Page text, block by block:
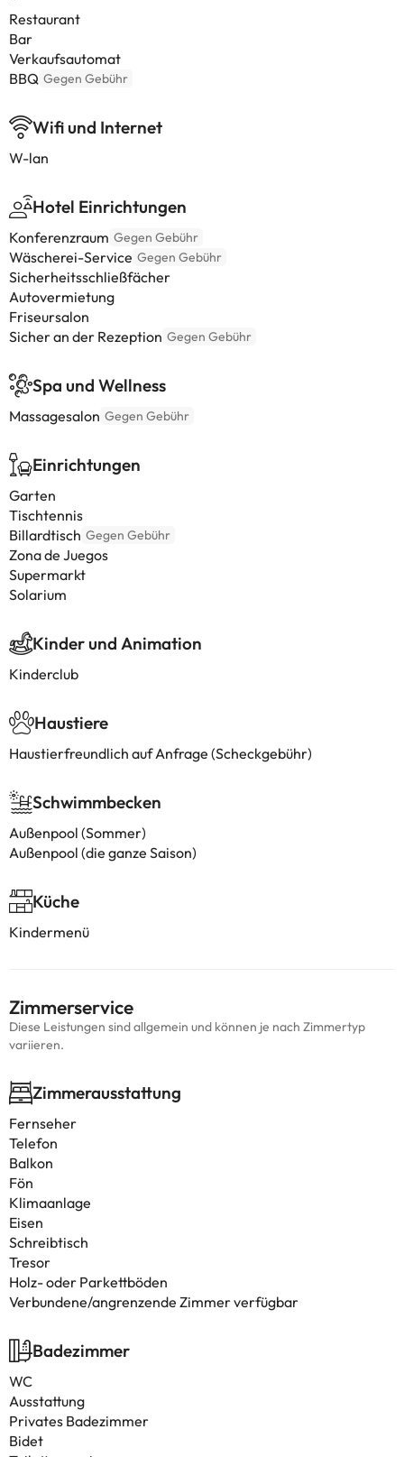
Restaurant
Bar
Verkaufsautomat
BBQ Gegen Gebühr
Wifi und Internet
W-lan
Hotel Einrichtungen
Konferenzraum Gegen Gebühr
Wäscherei-Service Gegen Gebühr
Sicherheitsschließfächer
Autovermietung
Friseursalon
Sicher an der Rezeption Gegen Gebühr
Spa und Wellness
Massagesalon Gegen Gebühr
Einrichtungen
Garten
Tischtennis
Billardtisch Gegen Gebühr
Zona de Juegos
Supermarkt
Solarium
Kinder und Animation
Kinderclub
Haustiere
Haustierfreundlich auf Anfrage (Scheckgebühr)
Schwimmbecken
Außenpool (Sommer)
Außenpool (die ganze Saison)
Küche
Kindermenü
Zimmerservice
Diese Leistungen sind allgemein und können je nach Zimmertyp
variieren.
Zimmerausstattung
Fernseher
Telefon
Balkon
Fön
Klimaanlage
Eisen
Schreibtisch
Tresor
Holz- oder Parkettböden
Verbundene/angrenzende Zimmer verfügbar
Badezimmer
WC
Ausstattung
Privates Badezimmer
Bidet